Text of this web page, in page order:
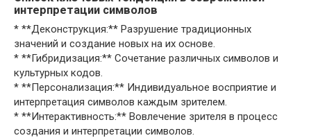
интерпретации символов
* **Деконструкция:** Разрушение традиционных
значений и создание новых на их основе.
* **Гибридизация:** Сочетание различных символов и
культурных кодов.
* **Персонализация:** Индивидуальное восприятие и
интерпретация символов каждым зрителем.
* **Интерактивность:** Вовлечение зрителя в процесс
создания и интерпретации символов.